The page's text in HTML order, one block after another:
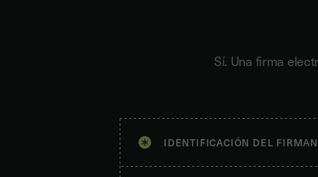
Sí. Una firma
IDENTIFICACIÓN DEL